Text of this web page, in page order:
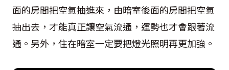
面的房間把空氣抽進來，由暗室後面的房間把空氣
抽出去，才能真正讓空氣流通，運勢也才會跟著流
通。另外，住在暗室一定要把燈光照明再更加強。